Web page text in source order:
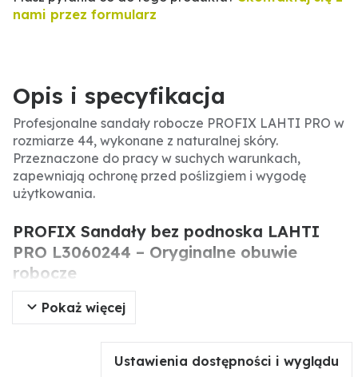
nami przez formularz
Opis i specyfikacja
Profesjonalne sandały robocze PROFIX LAHTI PRO w
rozmiarze 44, wykonane z naturalnej skóry.
Przeznaczone do pracy w suchych warunkach,
zapewniają ochronę przed poślizgiem i wygodę
użytkowania.
PROFIX Sandały bez podnoska LAHTI
PRO L3060244 – Oryginalne obuwie
robocze
Oryginalne sandały bez podnoska PROFIX LAHTI
PRO to obuwie ochronne kategorii O1, dedykowane
do środowisk suchych. Skórzany wierzch gwarantuje
trwałość, a antypoślizgowa podeszwa z poliuretanu
Pokaż więcej
Ustawienia dostępności i wyglądu